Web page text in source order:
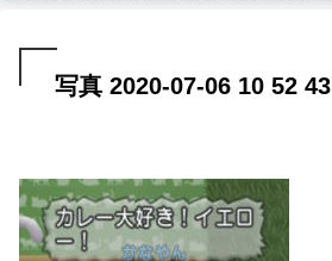
写真 2020-07-06 10 52 43